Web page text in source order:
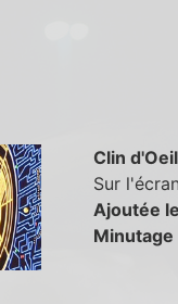
Clin d'Oeil
Sur
Ajoutée